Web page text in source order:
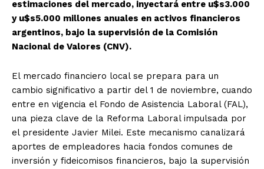
estimaciones del mercado, inyectará entre u$s3.000
y u$s5.000 millones anuales en activos financieros
argentinos, bajo la supervisión de la Comisión
Nacional de Valores (CNV).
El mercado financiero local se prepara para un
cambio significativo a partir del 1 de noviembre, cuando
entre en vigencia el Fondo de Asistencia Laboral (FAL),
una pieza clave de la Reforma Laboral impulsada por
el presidente Javier Milei. Este mecanismo canalizará
aportes de empleadores hacia fondos comunes de
inversión y fideicomisos financieros, bajo la supervisión